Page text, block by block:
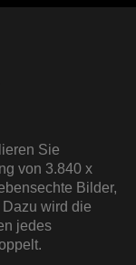
Sie
von 3.840 x
Bilder,
wird die
jedes